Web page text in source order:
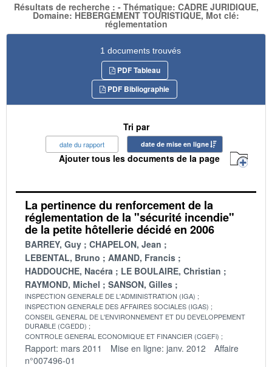
Résultats de recherche : - Thématique: CADRE JURIDIQUE,
Domaine: HEBERGEMENT TOURISTIQUE, Mot clé:
réglementation
1 documents trouvés
PDF Tableau
PDF Bibliographie
Tri par
date du rapport date de mise en ligne
Ajouter tous les documents de la page
La pertinence du renforcement de la
réglementation de la "sécurité incendie"
de la petite hôtellerie décidé en 2006
BARREY, Guy
CHAPELON, Jean
LEBENTAL, Bruno
AMAND, Francis
HADDOUCHE, Nacéra
LE BOULAIRE, Christian
RAYMOND, Michel
SANSON, Gilles
INSPECTION GENERALE DE L'ADMINISTRATION (IGA)
INSPECTION GENERALE DES AFFAIRES SOCIALES (IGAS)
CONSEIL GENERAL DE L'ENVIRONNEMENT ET DU DEVELOPPEMENT
DURABLE (CGEDD)
CONTROLE GENERAL ECONOMIQUE ET FINANCIER (CGEFi)
Rapport: mars 2011 Mise en ligne: janv. 2012
Affaire
n°007496-01